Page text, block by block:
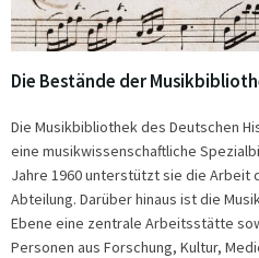
Die Bestände der
Die Musikbibliothek des Deutschen
eine musikwissenschaftliche
Jahre 1960 unterstützt sie die Arbeit
Abteilung. Darüber hinaus ist die
Ebene eine zentrale Arbeitsstätte
Personen aus Forschung, Kultur,